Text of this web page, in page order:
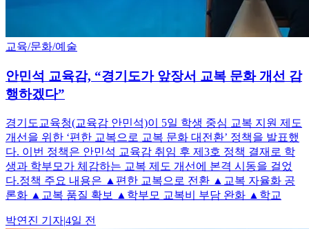
교육/문화/예술
안민석 교육감, “경기도가 앞장서 교복 문화 개선 감
행하겠다”
경기도교육청(교육감 안민석)이 5일 학생 중심 교복 지원 제도
개선을 위한 ‘편한 교복으로 교복 문화 대전환’ 정책을 발표했
다. 이번 정책은 안민석 교육감 취임 후 제3호 정책 결재로 학
생과 학부모가 체감하는 교복 제도 개선에 본격 시동을 걸었
다.정책 주요 내용은 ▲편한 교복으로 전환 ▲교복 자율화 공
론화 ▲교복 품질 확보 ▲학부모 교복비 부담 완화 ▲학교
박연진 기자|4일 전